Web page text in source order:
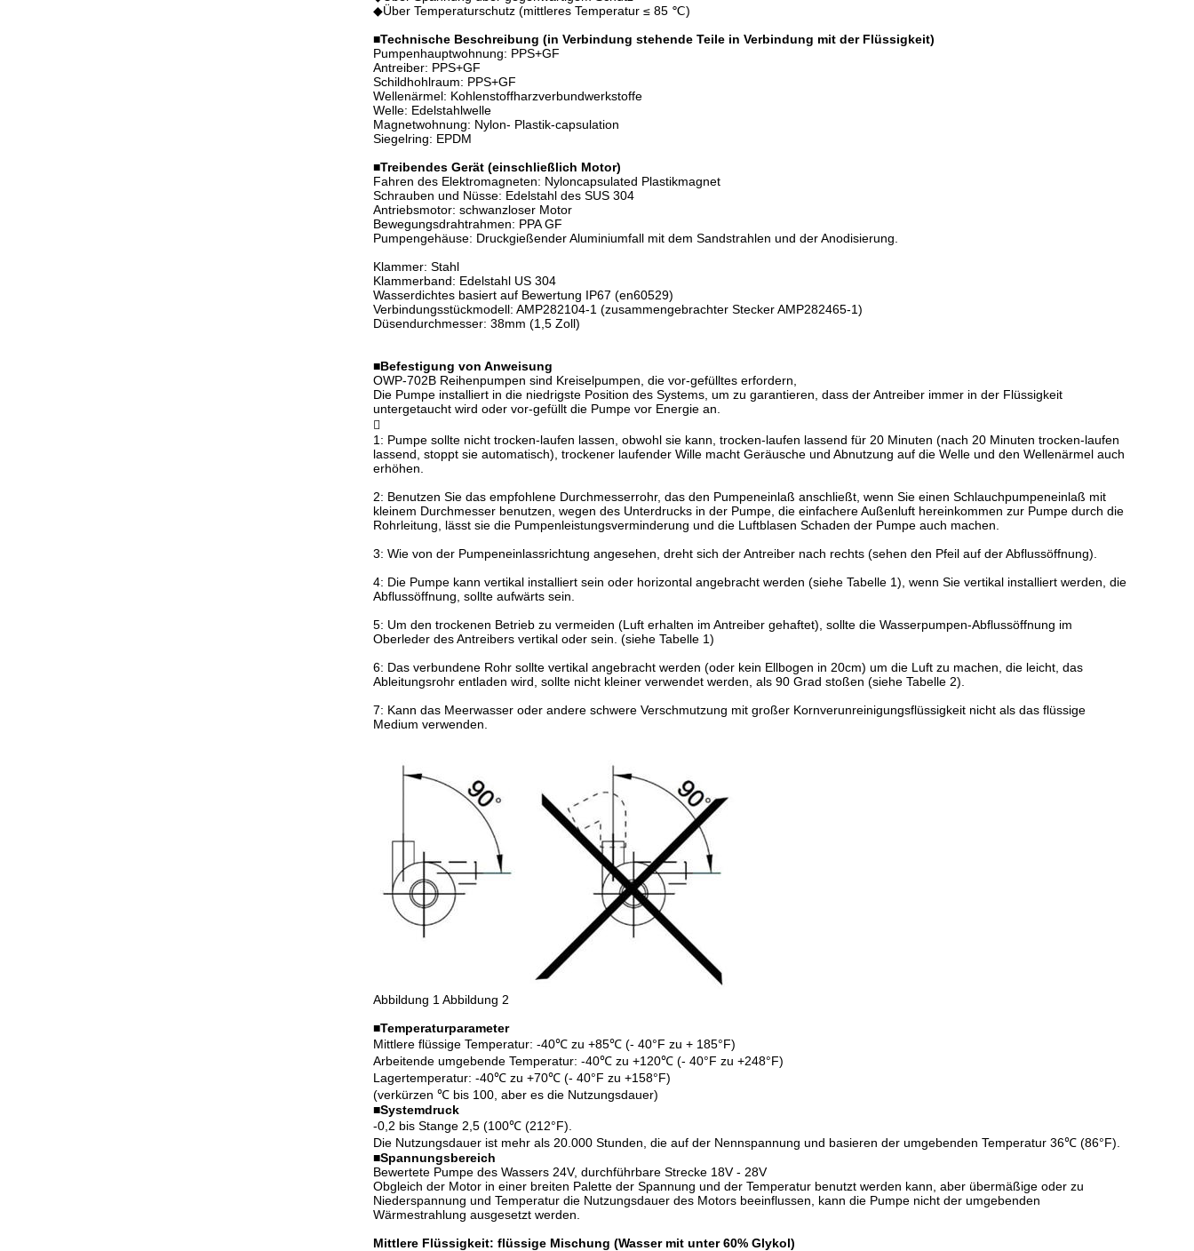
◆Über Temperaturschutz (mittleres Temperatur ≤ 85 ℃)
■Technische Beschreibung (in Verbindung stehende Teile in Verbindung mit der Flüssigkeit)
Pumpenhauptwohnung: PPS+GF
Antreiber: PPS+GF
Schildhohlraum: PPS+GF
Wellenärmel: Kohlenstoffharzverbundwerkstoffe
Welle: Edelstahlwelle
Magnetwohnung: Nylon- Plastik-capsulation
Siegelring: EPDM
■Treibendes Gerät (einschließlich Motor)
Fahren des Elektromagneten: Nyloncapsulated Plastikmagnet
Schrauben und Nüsse: Edelstahl des SUS 304
Antriebsmotor: schwanzloser Motor
Bewegungsdrahtrahmen: PPA GF
Pumpengehäuse: Druckgießender Aluminiumfall mit dem Sandstrahlen und der Anodisierung.
Klammer: Stahl
Klammerband: Edelstahl US 304
Wasserdichtes basiert auf Bewertung IP67 (en60529)
Verbindungsstückmodell: AMP282104-1 (zusammengebrachter Stecker AMP282465-1)
Düsendurchmesser: 38mm (1,5 Zoll)
■Befestigung von Anweisung
OWP-702B Reihenpumpen sind Kreiselpumpen, die vor-gefülltes erfordern,
Die Pumpe installiert in die niedrigste Position des Systems, um zu garantieren, dass der Antreiber immer in der Flüssigkeit
untergetaucht wird oder vor-gefüllt die Pumpe vor Energie an.

1: Pumpe sollte nicht trocken-laufen lassen, obwohl sie kann, trocken-laufen lassend für 20 Minuten (nach 20 Minuten trocken-laufen
lassend, stoppt sie automatisch), trockener laufender Wille macht Geräusche und Abnutzung auf die Welle und den Wellenärmel auch
erhöhen.
2: Benutzen Sie das empfohlene Durchmesserrohr, das den Pumpeneinlaß anschließt, wenn Sie einen Schlauchpumpeneinlaß mit
kleinem Durchmesser benutzen, wegen des Unterdrucks in der Pumpe, die einfachere Außenluft hereinkommen zur Pumpe durch die
Rohrleitung, lässt sie die Pumpenleistungsverminderung und die Luftblasen Schaden der Pumpe auch machen.
3: Wie von der Pumpeneinlassrichtung angesehen, dreht sich der Antreiber nach rechts (sehen den Pfeil auf der Abflussöffnung).
4: Die Pumpe kann vertikal installiert sein oder horizontal angebracht werden (siehe Tabelle 1), wenn Sie vertikal installiert werden, die
Abflussöffnung, sollte aufwärts sein.
5: Um den trockenen Betrieb zu vermeiden (Luft erhalten im Antreiber gehaftet), sollte die Wasserpumpen-Abflussöffnung im
Oberleder des Antreibers vertikal oder sein. (siehe Tabelle 1)
6: Das verbundene Rohr sollte vertikal angebracht werden (oder kein Ellbogen in 20cm) um die Luft zu machen, die leicht, das
Ableitungsrohr entladen wird, sollte nicht kleiner verwendet werden, als 90 Grad stoßen (siehe Tabelle 2).
7: Kann das Meerwasser oder andere schwere Verschmutzung mit großer Kornverunreinigungsflüssigkeit nicht als das flüssige
Medium verwenden.
Abbildung 1 Abbildung 2
■Temperaturparameter
Mittlere flüssige Temperatur: -40℃ zu +85℃ (- 40°F zu + 185°F)
Arbeitende umgebende Temperatur: -40℃ zu +120℃ (- 40°F zu +248°F)
Lagertemperatur: -40℃ zu +70℃ (- 40°F zu +158°F)
(verkürzen ℃ bis 100, aber es die Nutzungsdauer)
■Systemdruck
-0,2 bis Stange 2,5 (100℃ (212°F).
Die Nutzungsdauer ist mehr als 20.000 Stunden, die auf der Nennspannung und basieren der umgebenden Temperatur 36℃ (86°F).
■Spannungsbereich
Bewertete Pumpe des Wassers 24V, durchführbare Strecke 18V - 28V
Obgleich der Motor in einer breiten Palette der Spannung und der Temperatur benutzt werden kann, aber übermäßige oder zu
Niederspannung und Temperatur die Nutzungsdauer des Motors beeinflussen, kann die Pumpe nicht der umgebenden
Wärmestrahlung ausgesetzt werden.
Mittlere Flüssigkeit: flüssige Mischung (Wasser mit unter 60% Glykol)